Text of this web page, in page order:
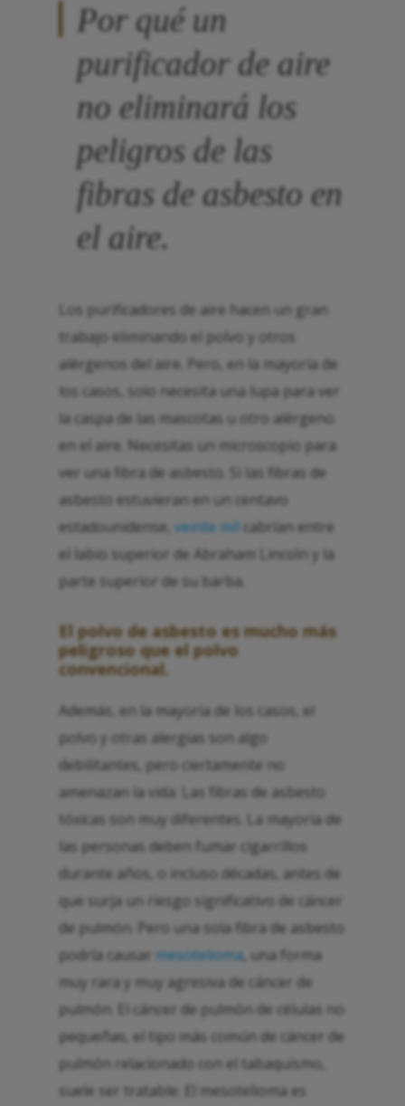
Por qué un
purificador de aire
no eliminará los
peligros de las
fibras de asbesto en
el aire.
Los purificadores de aire hacen un gran
trabajo eliminando el polvo y otros
alérgenos del aire. Pero, en la mayoría de
los casos, solo necesita una lupa para ver
la caspa de las mascotas u otro alérgeno
en el aire. Necesitas un microscopio para
ver una fibra de asbesto. Si las fibras de
asbesto estuvieran en un centavo
estadounidense, veinte mil cabrían entre
el labio superior de Abraham Lincoln y la
parte superior de su barba.
El polvo de asbesto es mucho más
peligroso que el polvo
convencional.
Además, en la mayoría de los casos, el
polvo y otras alergias son algo
debilitantes, pero ciertamente no
amenazan la vida. Las fibras de asbesto
tóxicas son muy diferentes. La mayoría de
las personas deben fumar cigarrillos
durante años, o incluso décadas, antes de
que surja un riesgo significativo de cáncer
de pulmón. Pero una sola fibra de asbesto
podría causar mesotelioma, una forma
muy rara y muy agresiva de cáncer de
pulmón. El cáncer de pulmón de células no
pequeñas, el tipo más común de cáncer de
pulmón relacionado con el tabaquismo,
suele ser tratable. El mesotelioma es